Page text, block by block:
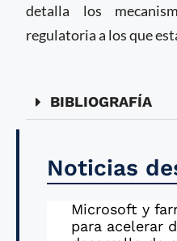
detalla los
regulatoria a los que
BIBLIOGRAFÍA
Noticias
Microsoft y
para acelerar